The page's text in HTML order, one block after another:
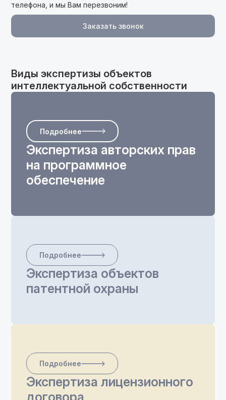
телефона, и мы Вам перезвоним!
Заказать звонок
Виды экспертизы объектов
интеллектуальной собственности
Подробнее
Экспертиза авторских прав
на программное
обеспечение
Подробнее
Экспертиза объектов
патентной охраны
Подробнее
Экспертиза лицензионного
договора